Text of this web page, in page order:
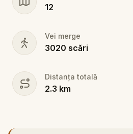
12
Vei merge
3020 scări
Distanța totală
2.3 km